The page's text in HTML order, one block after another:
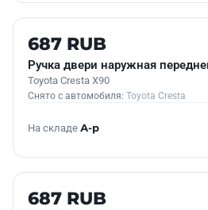
Б/У В НАЛИЧИИ
687 RUB
Ручка двери наружная
Toyota Cresta X90
Снято с автомобиля: Toyota Cresta
На складе А-р
Б/У В НАЛИЧИИ
687 RUB